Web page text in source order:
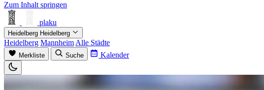
Zum Inhalt springen
plaku
Heidelberg Heidelberg
Heidelberg Mannheim Alle Städte
Merkliste Suche Kalender